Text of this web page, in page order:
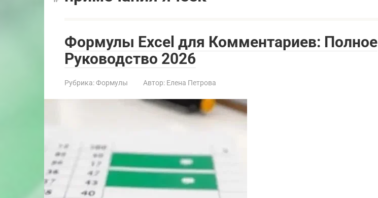
Формулы Excel для Комментариев: Полное
Руководство 2026
Рубрика:Формулы Автор: Елена Петрова